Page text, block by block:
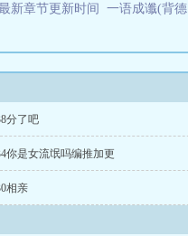
新章节更新时间 一语成谶(背德
分了吧
你是女流氓吗编推加更
相亲